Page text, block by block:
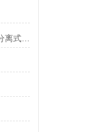
如何正确更换DYG200/100电动分离式液压千斤顶配件